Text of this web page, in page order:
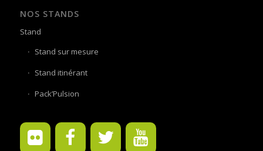
NOS STANDS
Stand
Stand sur mesure
Stand itinérant
Pack’Pulsion